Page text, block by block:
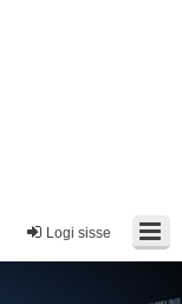
Logi sisse